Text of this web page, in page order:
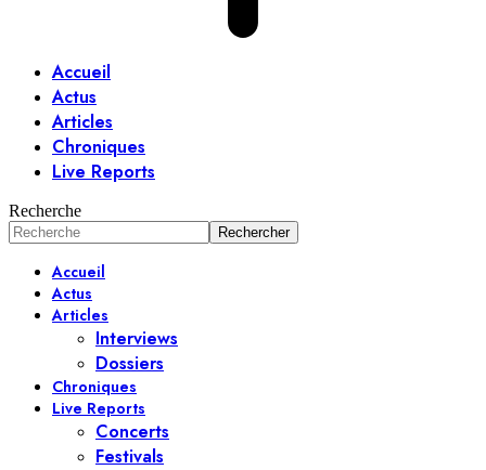
Accueil
Actus
Articles
Chroniques
Live Reports
Recherche
Accueil
Actus
Articles
Interviews
Dossiers
Chroniques
Live Reports
Concerts
Festivals